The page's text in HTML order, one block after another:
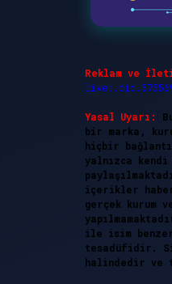
Reklam ve
Yasal Uyarı:
bir marka,
hiçbir
yalnızca kendi
içerikler
gerçek kurum
ile isim
tesadüfidir.
halindedir ve